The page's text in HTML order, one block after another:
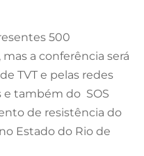
500
a conferência será
TVT e pelas redes
e também do SOS
de resistência do
Estado do Rio de